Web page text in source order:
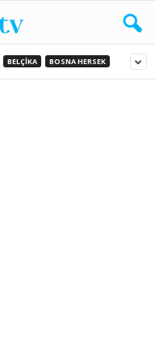
BELÇIKA BOSNA HERSEK